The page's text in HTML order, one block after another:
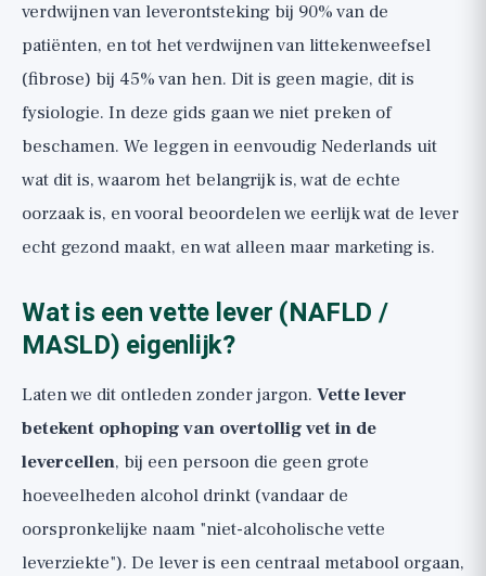
verdwijnen van leverontsteking bij 90% van de
patiënten, en tot het verdwijnen van littekenweefsel
(fibrose) bij 45% van hen. Dit is geen magie, dit is
fysiologie. In deze gids gaan we niet preken of
beschamen. We leggen in eenvoudig Nederlands uit
wat dit is, waarom het belangrijk is, wat de echte
oorzaak is, en vooral beoordelen we eerlijk wat de lever
echt gezond maakt, en wat alleen maar marketing is.
Wat is een vette lever (NAFLD /
MASLD) eigenlijk?
Laten we dit ontleden zonder jargon. Vette lever
betekent ophoping van overtollig vet in de
levercellen, bij een persoon die geen grote
hoeveelheden alcohol drinkt (vandaar de
oorspronkelijke naam "niet-alcoholische vette
leverziekte"). De lever is een centraal metabool orgaan,